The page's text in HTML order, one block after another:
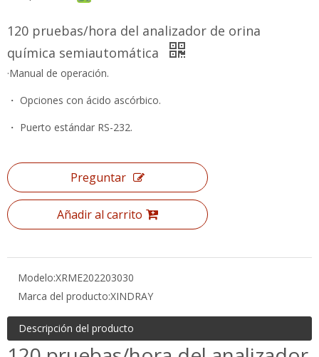
química semiautomática
·Manual de operación.
・ Opciones con ácido ascórbico.
・ Puerto estándar RS-232.
Preguntar
Añadir al carrito
Modelo:XRME202203030
Descripción del producto
120 pruebas/hora del
analizador de orina química
semiautomática